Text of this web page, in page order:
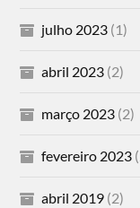
julho 2023 (1)
abril 2023 (2)
março 2023 (2)
fevereiro 2023
abril 2019 (2)